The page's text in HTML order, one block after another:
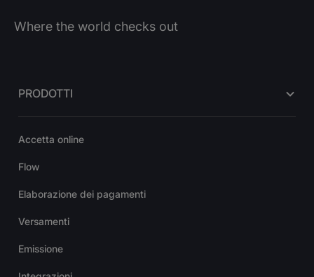
Where the world checks out
PRODOTTI
Accetta online
Flow
Elaborazione dei pagamenti
Versamenti
Emissione